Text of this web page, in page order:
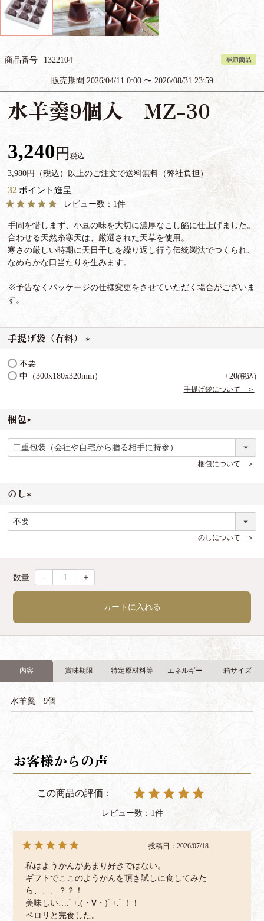
商品番号 1322104 季節商品
販売期間 2026/04/11 0:00 〜 2026/08/31 23:59
水羊羹9個入 MZ-30
3,240 税込
3,980円（税込）以上のご注文で送料無料（弊社負担）
32 ポイント進呈
1
手間を惜しまず、小豆の味を大切に濃厚なこし餡に仕上げました。
合わせる天然糸寒天は、厳選された天草を使用。
寒さの厳しい時期に天日干しを繰り返し行う伝統製法でつくられ、
なめらかな口当たりを生みます。
※予告なくパッケージの仕様変更をさせていただく場合がございま
す。
手提げ袋（有料）
不要
中（300x180x320mm）
+20 税込
手提げ袋について ＞
梱包
(
必
梱包について ＞
のし
(
必
のしについて ＞
- +
カートに入れる
内容 賞味期限 特定原材料等 エネルギー 箱サイズ
水羊羹 9個
1
投稿日 2026/07/18
私はようかんがあまり好きではない。
ギフトでここのようかんを頂き試しに食してみた
ら、、、？？！
美味しい….ﾟ+.(・∀・)ﾟ+.ﾟ！！
ペロリと完食した。